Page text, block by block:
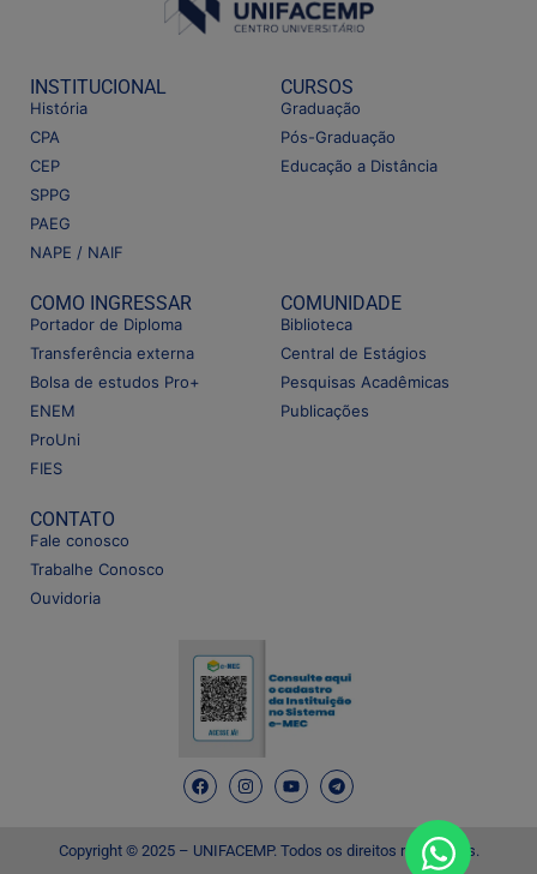
INSTITUCIONAL
História
CPA
CEP
SPPG
PAEG
NAPE / NAIF
CURSOS
Graduação
Pós-Graduação
Educação a Distância
COMO INGRESSAR
Portador de Diploma
Transferência externa
Bolsa de estudos Pro+
ENEM
ProUni
FIES
COMUNIDADE
Biblioteca
Central de Estágios
Pesquisas Acadêmicas
Publicações
CONTATO
Fale conosco
Trabalhe Conosco
Ouvidoria
Copyright © 2025 – UNIFACEMP. Todos os direitos reservados.